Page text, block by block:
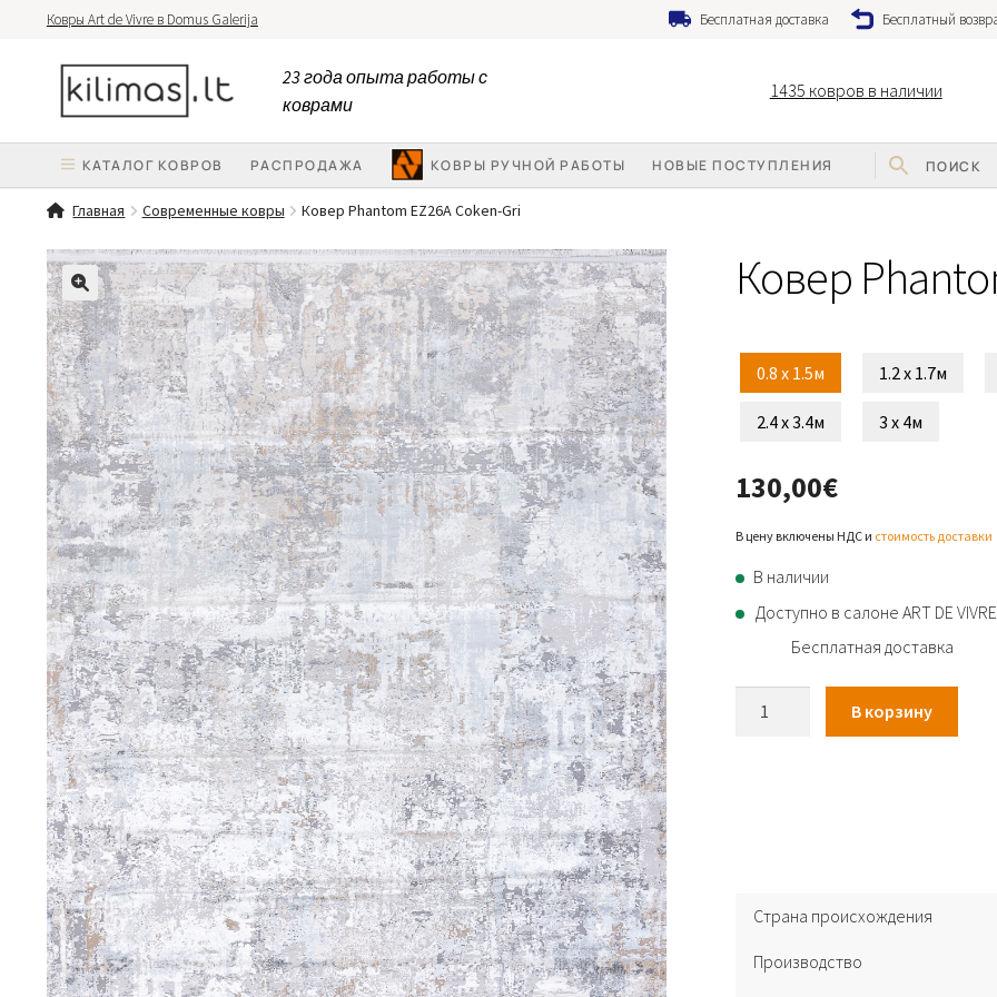
Ковры Art de Vivre в Domus Galerija Бесплатная доставка Бесплатный
навигации
содержимому
23 года опыта работы с
коврами
1435 ковров в наличии
КАТАЛОГ КОВРОВ PАСПРОДАЖА КОВРЫ РУЧНОЙ РАБОТЫ НОВЫЕ ПОСТУПЛЕНИЯ
Главная Современные ковры Ковер Phantom EZ26A Coken-Gri
🔍
Ковер
0.8 x 1.5м 1.2 x 1.7м
2.4 x 3.4м 3 x 4м
130,00€
В цену включены НДС и стоимость доставки
В наличии
Доступно в салоне ART DE VIVRE
Бесплатная доставка
В корзину
Страна происхождения
Производство